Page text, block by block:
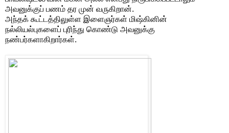
அவனுக்குப் பணம் தர முன் வருகிறான்.
அந்தக் கூட்டத்திலுள்ள இளைஞர்கள் மிஷ்கினின்
நல்லியல்புகளைப் புரிந்து கொண்டு அவனுக்கு
நண்பர்களாகிறார்கள்.